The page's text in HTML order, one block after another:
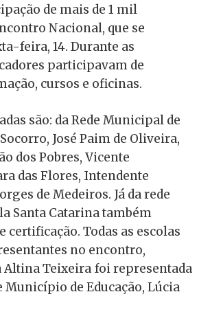
de mais de 1 mil
Nacional, que se
feira, 14. Durante as
participavam de
cursos e oficinas.
são: da Rede Municipal de
José Paim de Oliveira,
dos Pobres, Vicente
das Flores, Intendente
de Medeiros. Já da rede
Santa Catarina também
certificação. Todas as escolas
no encontro,
Altina Teixeira foi representada
Município de Educação, Lúcia